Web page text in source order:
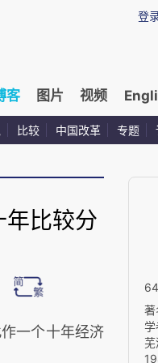
登
客 图片 视频
比较 中国改革 专题
比较分
一个十年经济
著
学